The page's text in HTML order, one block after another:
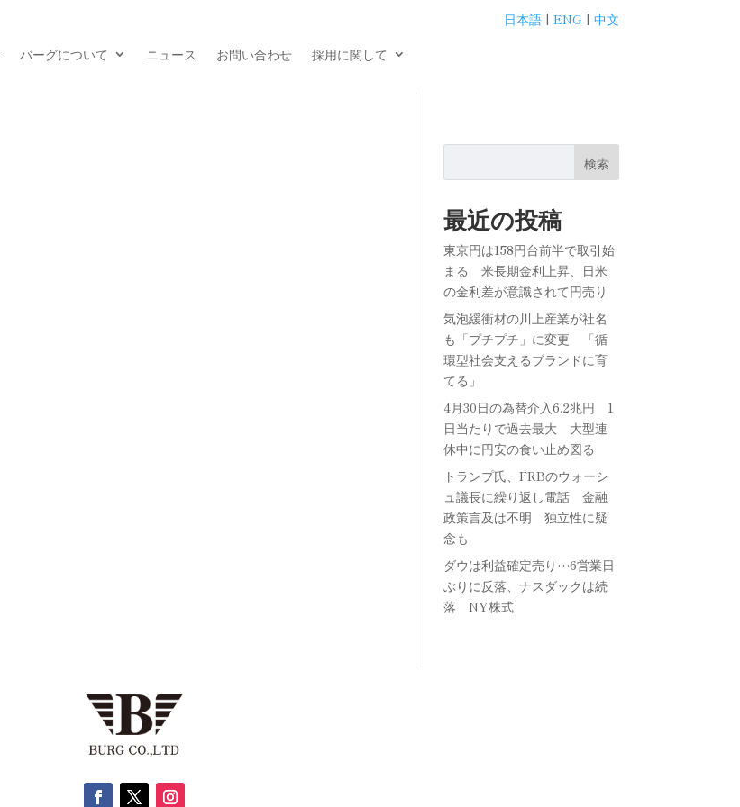
日本語| ENG| 中文
バーグについて ニュース お問い合わせ 採用に関して
検索
最近の投稿
東京円は158円台前半で取引始
まる 米長期金利上昇、日米
の金利差が意識されて円売り
気泡緩衝材の川上産業が社名
も「プチプチ」に変更 「循
環型社会支えるブランドに育
てる」
4月30日の為替介入6.2兆円 1
日当たりで過去最大 大型連
休中に円安の食い止め図る
トランプ氏、FRBのウォーシ
ュ議長に繰り返し電話 金融
政策言及は不明 独立性に疑
念も
ダウは利益確定売り…6営業日
ぶりに反落、ナスダックは続
落 NY株式